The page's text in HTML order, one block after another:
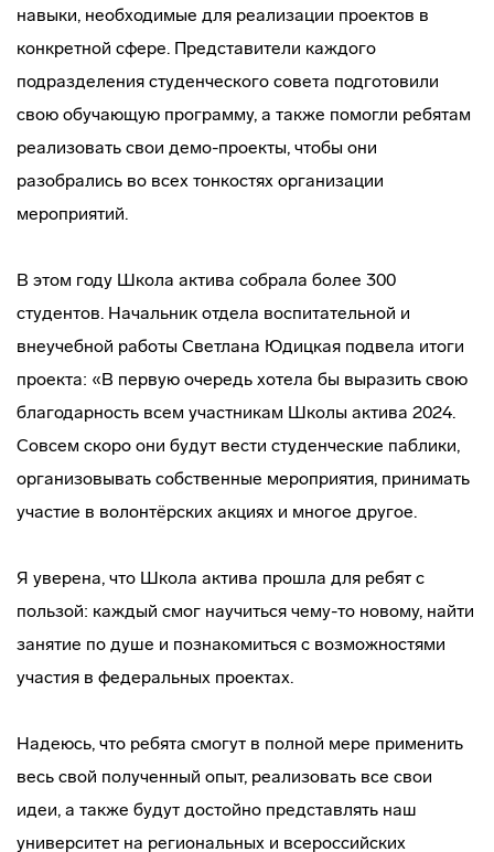
навыки, необходимые для реализации проектов в
конкретной сфере. Представители каждого
подразделения студенческого совета подготовили
свою обучающую программу, а также помогли ребятам
реализовать свои демо-проекты, чтобы они
разобрались во всех тонкостях организации
мероприятий.
В этом году Школа актива собрала более 300
студентов. Начальник отдела воспитательной и
внеучебной работы Светлана Юдицкая подвела итоги
проекта: «В первую очередь хотела бы выразить свою
благодарность всем участникам Школы актива 2024.
Совсем скоро они будут вести студенческие паблики,
организовывать собственные мероприятия, принимать
участие в волонтёрских акциях и многое другое.
Я уверена, что Школа актива прошла для ребят с
пользой: каждый смог научиться чему-то новому, найти
занятие по душе и познакомиться с возможностями
участия в федеральных проектах.
Надеюсь, что ребята смогут в полной мере применить
весь свой полученный опыт, реализовать все свои
идеи, а также будут достойно представлять наш
университет на региональных и всероссийских